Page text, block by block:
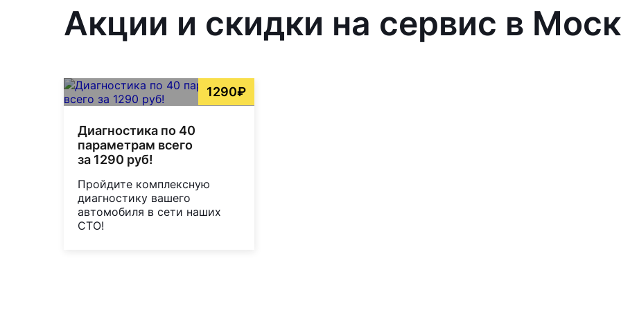
Акции и скидки на сервис в
1290₽
Диагностика по 40
параметрам всего
за 1290 руб!
Пройдите комплексную
диагностику вашего
автомобиля в сети наших
СТО!